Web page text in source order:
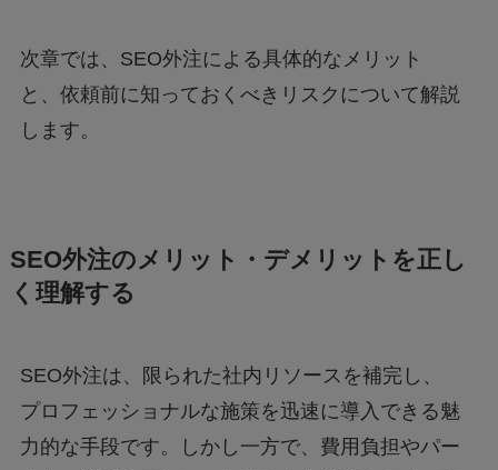
次章では、SEO外注による具体的なメリット
と、依頼前に知っておくべきリスクについて解説
します。
SEO外注のメリット・デメリットを正し
く理解する
SEO外注は、限られた社内リソースを補完し、
プロフェッショナルな施策を迅速に導入できる魅
力的な手段です。しかし一方で、費用負担やパー